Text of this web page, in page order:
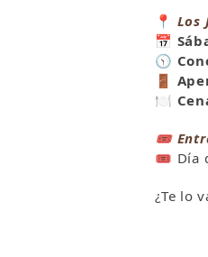
📍 Los
📅
🕥
🚪
🍽️
🎟️
🎟️ Día
¿Te lo